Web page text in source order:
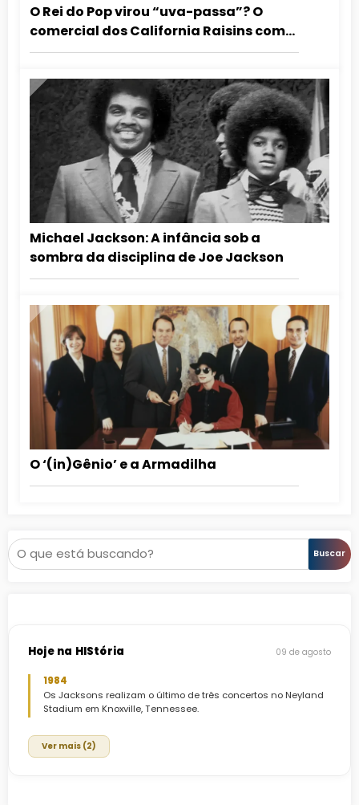
O Rei do Pop virou “uva-passa”? O
comercial dos California Raisins com
Michael Jackson
Michael Jackson: A infância sob a
sombra da disciplina de Joe Jackson
O ‘(in)Gênio’ e a Armadilha
Pesquisar Buscar
Hoje na HIStória 09 de agosto
1984
Os Jacksons realizam o último de três concertos no Neyland
Stadium em Knoxville, Tennessee.
Ver mais (2)